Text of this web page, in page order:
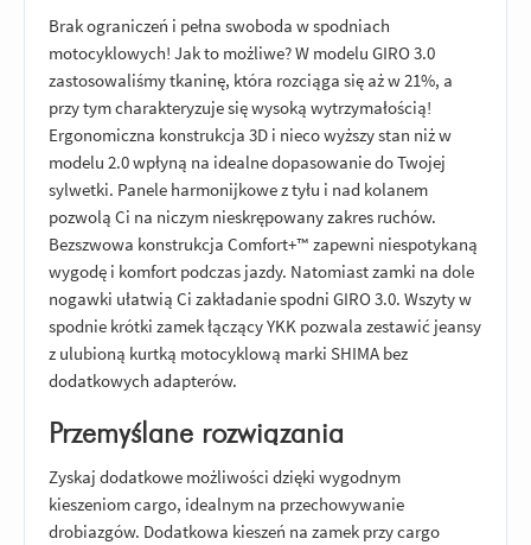
Brak ograniczeń i pełna swoboda w spodniach
motocyklowych! Jak to możliwe? W modelu GIRO 3.0
zastosowaliśmy tkaninę, która rozciąga się aż w 21%, a
przy tym charakteryzuje się wysoką wytrzymałością!
Ergonomiczna konstrukcja 3D i nieco wyższy stan niż w
modelu 2.0 wpłyną na idealne dopasowanie do Twojej
sylwetki. Panele harmonijkowe z tyłu i nad kolanem
pozwolą Ci na niczym nieskrępowany zakres ruchów.
Bezszwowa konstrukcja Comfort+™ zapewni niespotykaną
wygodę i komfort podczas jazdy. Natomiast zamki na dole
nogawki ułatwią Ci zakładanie spodni GIRO 3.0. Wszyty w
spodnie krótki zamek łączący YKK pozwala zestawić jeansy
z ulubioną kurtką motocyklową marki SHIMA bez
dodatkowych adapterów.
Przemyślane rozwiązania
Zyskaj dodatkowe możliwości dzięki wygodnym
kieszeniom cargo, idealnym na przechowywanie
drobiazgów. Dodatkowa kieszeń na zamek przy cargo